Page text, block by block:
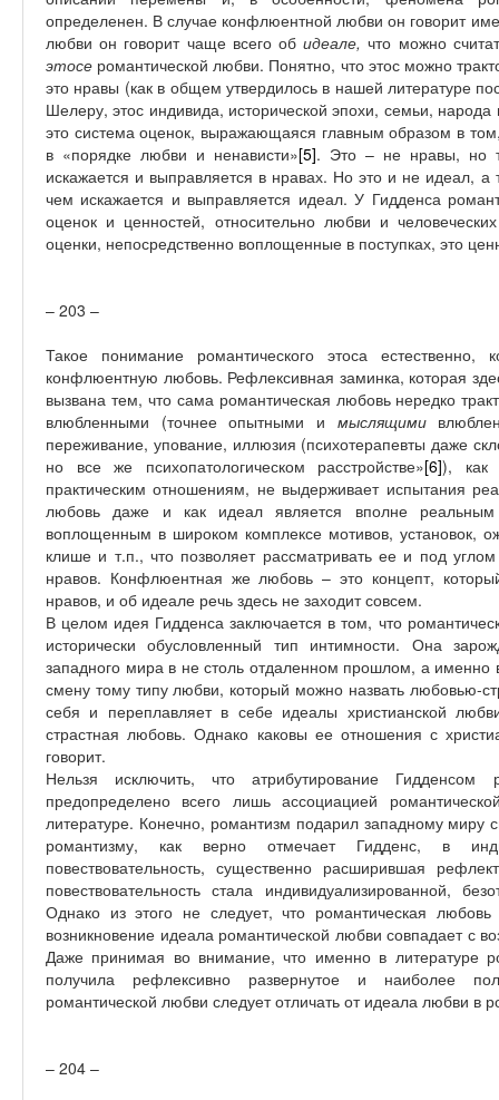
определенен. В случае конфлюентной любви он говорит
любви он говорит чаще всего обидеале,что можно
этосе романтической любви. Понятно, что этос можно
это нравы (как в общем утвердилось в нашей литературе
Шелеру, этос индивида, исторической эпохи, семьи,
это система оценок, выражающаяся главным образом в
в «порядке любви и ненависти»[5]. Это – не нравы, но
искажается и выправляется в нравах. Но это и не идеал,
чем искажается и выправляется идеал. У Гидденса
оценок и ценностей, относительно любви и
оценки, непосредственно воплощенные в поступках, это
– 203 –
Такое понимание романтического этоса
конфлюентную любовь. Рефлексивная заминка, которая
вызвана тем, что сама романтическая любовь нередко
влюбленными (точнее опытными и мыслящими
переживание, упование, иллюзия (психотерапевты даже
но все же психопатологическом расстройстве»[6]), как
практическим отношениям, не выдерживает испытания
любовь даже и как идеал является вполне
воплощенным в широком комплексе мотивов, установок,
клише и т.п., что позволяет рассматривать ее и под
нравов. Конфлюентная же любовь – это концепт,
нравов, и об идеале речь здесь не заходит совсем.
В целом идея Гидденса заключается в том, что
исторически обусловленный тип интимности. Она
западного мира в не столь отдаленном прошлом, а именно
смену тому типу любви, который можно назвать любовью-
себя и переплавляет в себе идеалы христианской
страстная любовь. Однако каковы ее отношения с
говорит.
Нельзя исключить, что атрибутирование
предопределено всего лишь ассоциацией
литературе. Конечно, романтизм подарил западному миру
романтизму, как верно отмечает Гидденс, в
повествовательность, существенно расширившая
повествовательность стала индивидуализированной,
Однако из этого не следует, что романтическая
возникновение идеала романтической любви совпадает с
Даже принимая во внимание, что именно в литературе
получила рефлексивно развернутое и наиболее
романтической любви следует отличать от идеала любви в
– 204 –